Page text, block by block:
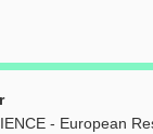
- European